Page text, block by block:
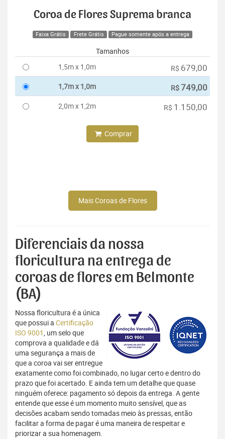
Coroa de Flores Suprema branca
Faixa Grátis Frete Grátis Pague somente após a entrega
Tamanhos
1,5m x 1,0m
R$ 679,00
1,7m x 1,0m R$749,00
2,0m x 1,2m R$ 1.150,00
Comprar
Mais Coroas de Flores
Diferenciais da nossa
floricultura na entrega de
coroas de flores em Belmonte
(BA)
Nossa floricultura é a única
que possui a Certificação
ISO 9001, um selo que
comprova a qualidade e dá
uma segurança a mais de
que a coroa vai ser entregue
exatamente como foi combinado, no lugar certo e dentro do
prazo que foi acertado. E ainda tem um detalhe que quase
ninguém oferece: pagamento só depois da entrega. A gente
entende que esse é um momento muito sensível, que as
decisões acabam sendo tomadas meio às pressas, então
facilitar a forma de pagar é uma maneira de respeitar e
priorizar a sua homenagem.